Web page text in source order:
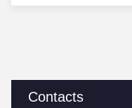
Contacts